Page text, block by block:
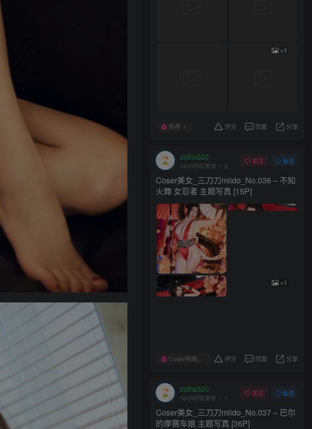
ztdha520
16小时前发布
关注 私信
Coser美女_三刀刀miido_No.039 – 蔚蓝
档案 一之濑明日奈 女仆 [26P]
+1
推荐 评分 回复 分享
ztdha520
16小时前发布 2次阅读
关注 私信
Coser美女_三刀刀miido_No.036 – 不知
火舞 女忍者 主题写真 [15P]
+1
Coser网络美女 评分 回复 分享
ztdha520
16小时前发布 1次阅读
关注 私信
Coser美女_三刀刀miido_No.037 – 巴尔
的摩赛车娘 主题写真 [36P]